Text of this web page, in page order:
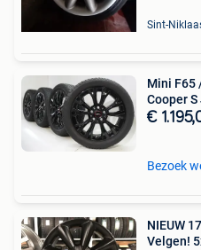
Sint-
Mini F65
Cooper S
€
Bezoek
NIEUW
Velgen!